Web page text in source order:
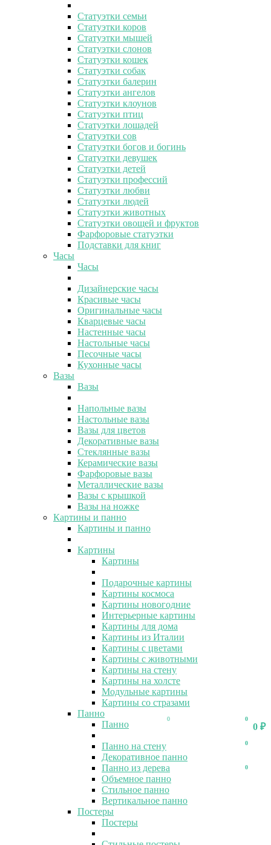
0
0 ₽
0
0
0
Статуэтки семьи
Статуэтки коров
Статуэтки мышей
Статуэтки слонов
Статуэтки кошек
Статуэтки собак
Статуэтки балерин
Статуэтки ангелов
Статуэтки клоунов
Статуэтки птиц
Статуэтки лошадей
Статуэтки сов
Статуэтки богов и богинь
Статуэтки девушек
Статуэтки детей
Статуэтки профессий
Статуэтки любви
Статуэтки людей
Статуэтки животных
Статуэтки овощей и фруктов
Фарфоровые статуэтки
Подставки для книг
Часы
Часы
Дизайнерские часы
Красивые часы
Оригинальные часы
Кварцевые часы
Настенные часы
Настольные часы
Песочные часы
Кухонные часы
Вазы
Вазы
Напольные вазы
Настольные вазы
Вазы для цветов
Декоративные вазы
Стеклянные вазы
Керамические вазы
Фарфоровые вазы
Металлические вазы
Вазы с крышкой
Вазы на ножке
Картины и панно
Картины и панно
Картины
Картины
Подарочные картины
Картины космоса
Картины новогодние
Интерьерные картины
Картины для дома
Картины из Италии
Картины с цветами
Картины с животными
Картины на стену
Картины на холсте
Модульные картины
Картины со стразами
Панно
Панно
Панно на стену
Декоративное панно
Панно из дерева
Объемное панно
Стильное панно
Вертикальное панно
Постеры
Постеры